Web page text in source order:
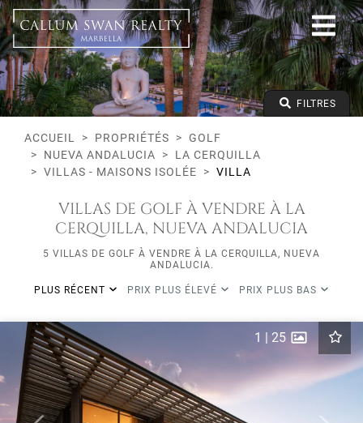
Golf
Nueva Andalucia
La Cerquilla
Tous les types
Prix à partir de
Prix jusqu'à
Lits minimums FILTRES
ACCUEIL PROPRIÉTÉS
GOLF
NUEVA ANDALUCIA
LA CERQUILLA
VILLAS - MAISONS ISOLÉE
VILLA
VILLAS DE GOLF À VENDRE À LA
CERQUILLA, NUEVA ANDALUCIA
5 VILLAS DE GOLF À VENDRE À LA CERQUILLA, NUEVA
ANDALUCIA.
PLUS RÉCENT PRIX PLUS ÉLEVÉ PRIX PLUS BAS
1 | 25